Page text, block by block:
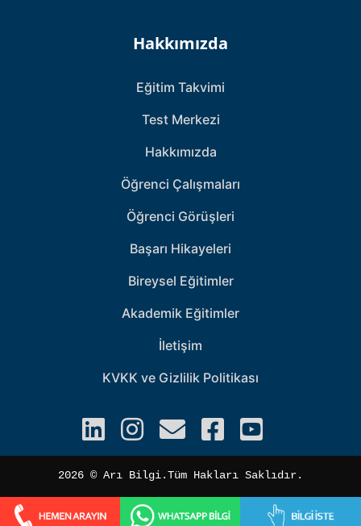
Hakkımızda
Eğitim Takvimi
Test Merkezi
Hakkımızda
Öğrenci Çalışmaları
Öğrenci Görüşleri
Başarı Hikayeleri
Bireysel Eğitimler
Akademik Eğitimler
İletişim
KVKK ve Gizlilik Politikası
2026 ©️ Arı Bilgi.Tüm Hakları Saklıdır.